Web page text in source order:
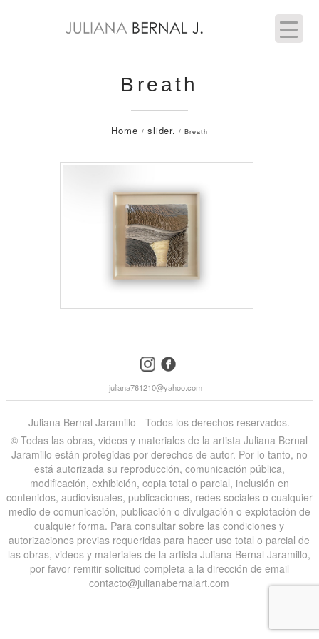
Breath
Home / slider. / Breath
instagramfacebook
juliana761210@yahoo.com
Juliana Bernal Jaramillo - Todos los derechos reservados.
©️ Todas las obras, videos y materiales de la artista Juliana Bernal
Jaramillo están protegidas por derechos de autor. Por lo tanto, no
está autorizada su reproducción, comunicación pública,
modificación, exhibición, copia total o parcial, inclusión en
contenidos, audiovisuales, publicaciones, redes sociales o cualquier
medio de comunicación, publicación o divulgación o explotación de
cualquier forma. Para consultar sobre las condiciones y
autorizaciones previas requeridas para hacer uso total o parcial de
las obras, videos y materiales de la artista Juliana Bernal Jaramillo,
por favor remitir solicitud completa a la dirección de email
contacto@julianabernalart.com